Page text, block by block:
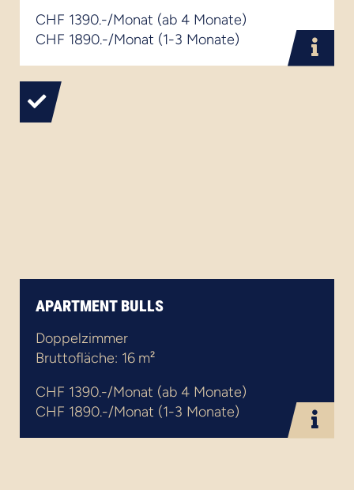
CHF 1390.-/Monat (ab 4 Monate)
CHF 1890.-/Monat (1-3 Monate)
APARTMENT BULLS
Doppelzimmer
Bruttofläche: 16 m²
CHF 1390.-/Monat (ab 4 Monate)
CHF 1890.-/Monat (1-3 Monate)